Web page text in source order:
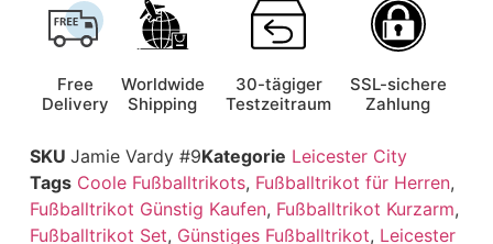
Free
Delivery
Worldwide
Shipping
30-tägiger
Testzeitraum
SSL-sichere
Zahlung
SKU Jamie Vardy #9Kategorie Leicester City
Tags Coole Fußballtrikots, Fußballtrikot für Herren,
Fußballtrikot Günstig Kaufen, Fußballtrikot Kurzarm,
Fußballtrikot Set, Günstiges Fußballtrikot, Leicester